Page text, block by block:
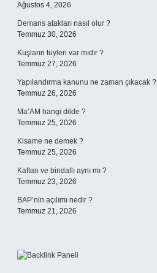
Ağustos 4, 2026
Demans atakları nasıl olur ?
Temmuz 30, 2026
Kuşların tüyleri var mıdır ?
Temmuz 27, 2026
Yapılandırma kanunu ne zaman çıkacak ?
Temmuz 26, 2026
Ma’AM hangi dilde ?
Temmuz 25, 2026
Kisame ne demek ?
Temmuz 25, 2026
Kaftan ve bindallı aynı mı ?
Temmuz 23, 2026
BAP’nin açılımı nedir ?
Temmuz 21, 2026